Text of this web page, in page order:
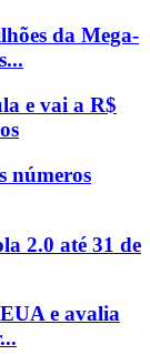
da Mega-
e vai a R$
números
2.0 até 31 de
e avalia